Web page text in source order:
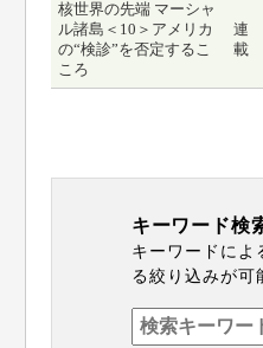
核世界の先端 マーシャ
ル諸島＜10＞アメリカ
の“検診”を否定するこ
ころ
連
載
キーワード検
キーワードによ
る絞り込みが可